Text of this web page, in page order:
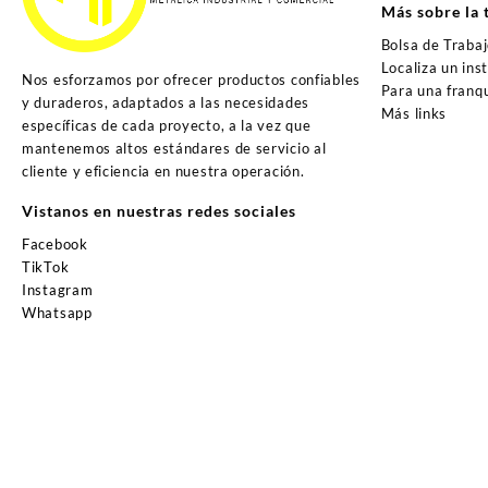
Nos esforzamos por ofrecer productos confiables
y duraderos, adaptados a las necesidades
específicas de cada proyecto, a la vez que
mantenemos altos estándares de servicio al
cliente y eficiencia en nuestra operación.
Vistanos en nuestras redes sociales
Facebook
TikTok
Instagram
Whatsapp
Más sobre la
Bolsa de
Localiza un
Para una
Más links